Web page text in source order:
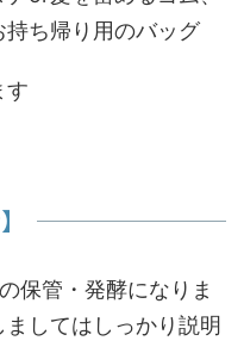
ち帰り用のバッグ
す
保管・発酵になりま
してはしっかり説明